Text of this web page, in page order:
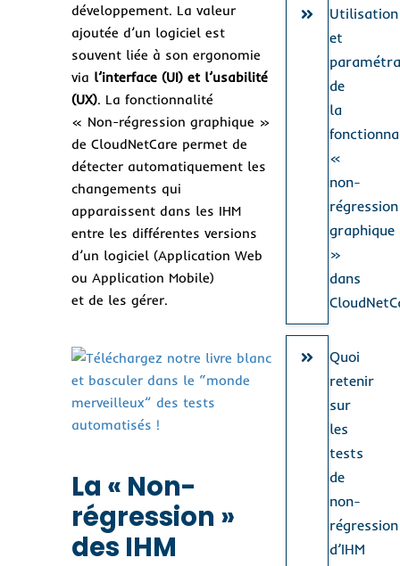
développement. La valeur
ajoutée d’un logiciel est
souvent liée à son ergonomie
via l’interface (UI) et l’usabilité
(UX). La fonctionnalité
« Non-régression graphique »
de CloudNetCare permet de
détecter automatiquement les
changements qui
apparaissent dans les IHM
entre les différentes versions
d’un logiciel (Application Web
ou Application Mobile)
et de les gérer.
La « Non-
régression »
des IHM
Utilisation
et
de
la
«
non-
régression
graphique
»
dans
Quoi
retenir
sur
les
tests
de
non-
régression
d’IHM